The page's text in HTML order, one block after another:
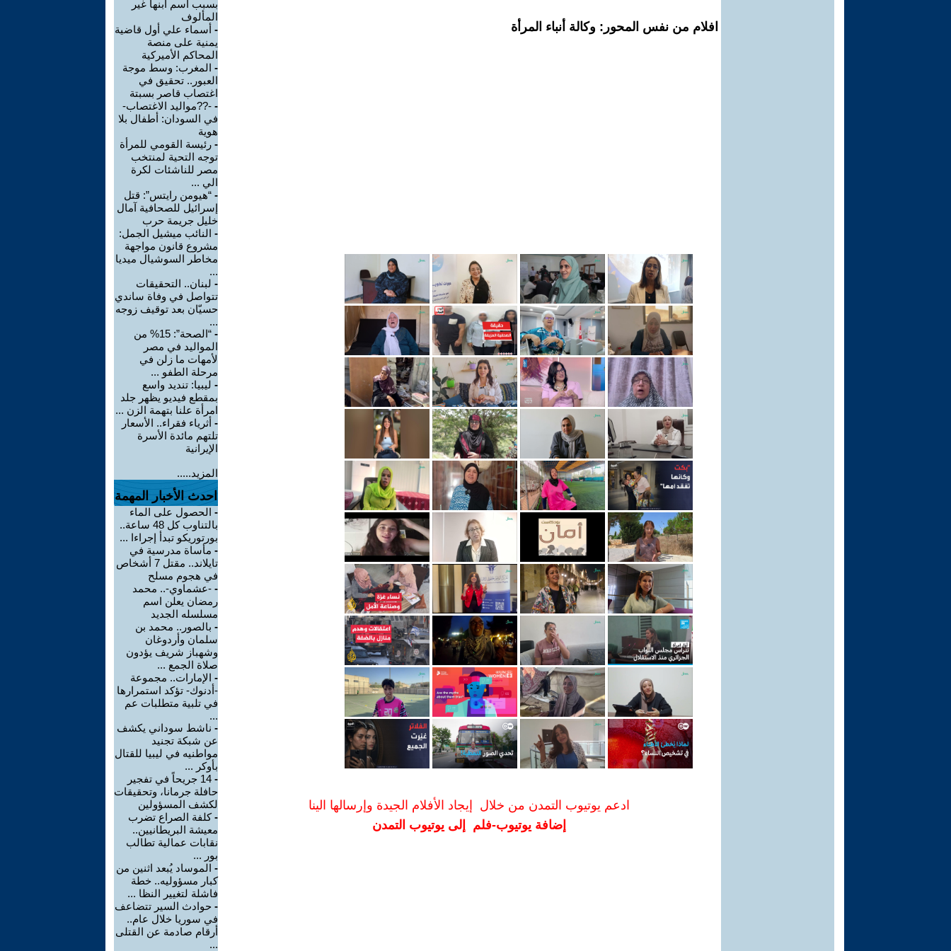
افلام من نفس المحور: وكالة أنباء المرأة
ادعم يوتيوب التمدن من خلال إيجاد الأفلام الجيدة وإرسالها الينا
إضافة يوتيوب-فلم إلى يوتيوب التمدن
بسبب اسم ابنها غير
المألوف
- أسماء علي أول قاضية
يمنية على منصة
المحاكم الأميركية
- المغرب: وسط موجة
العبور.. تحقيق في
اغتصاب قاصر بسبتة
- -??مواليد الاغتصاب-
في السودان: أطفال بلا
هوية
- رئيسة القومي للمرأة
توجه التحية لمنتخب
مصر للناشئات لكرة
الي ...
- “هيومن رايتس”: قتل
إسرائيل للصحافية آمال
خليل جريمة حرب
- النائب ميشيل الجمل:
مشروع قانون مواجهة
مخاطر السوشيال ميديا
...
- لبنان.. التحقيقات
تتواصل في وفاة ساندي
حسيّان بعد توقيف زوجه
...
-
“الصحة”: 15% من
المواليد في مصر
لأمهات ما زلن في
مرحلة الطفو ...
- ليبيا: تنديد واسع
بمقطع فيديو يظهر جلد
امرأة علنا بتهمة الزن ...
- أثرياء فقراء.. الأسعار
تلتهم مائدة الأسرة
الإيرانية
المزيد.....
احدث الأخبار المهمة
- الحصول على الماء
بالتناوب كل 48 ساعة..
بورتوريكو تبدأ إجراءا ...
- مأساة مدرسية في
تايلاند.. مقتل 7 أشخاص
في هجوم مسلح
- -عشماوي-.. محمد
رمضان يعلن اسم
مسلسله الجديد
- بالصور.. محمد بن
سلمان وأردوغان
وشهباز شريف يؤدون
صلاة الجمع ...
- الإمارات.. مجموعة
-أدنوك- تؤكد استمرارها
في تلبية متطلبات عم
...
- ناشط سوداني يكشف
عن شبكة تجنيد
مواطنيه في ليبيا للقتال
بأوكر ...
-
14 جريحاً في تفجير
حافلة جرمانا، وتحقيقات
لكشف المسؤولين
-كلفة الصراع تضرب
معيشة البريطانيين..
نقابات عمالية تطالب
بور ...
- الموساد يُبعد اثنين من
كبار مسؤوليه.. خطة
فاشلة لتغيير النظا ...
- حوادث السير تتضاعف
في سوريا خلال عام..
أرقام صادمة عن القتلى
...